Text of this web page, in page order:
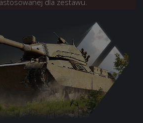
dla zestawu.